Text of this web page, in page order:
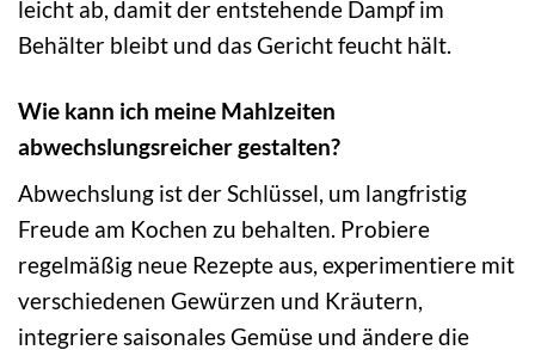
leicht ab, damit der entstehende Dampf im
Behälter bleibt und das Gericht feucht hält.
Wie kann ich meine Mahlzeiten
abwechslungsreicher gestalten?
Abwechslung ist der Schlüssel, um langfristig
Freude am Kochen zu behalten. Probiere
regelmäßig neue Rezepte aus, experimentiere mit
verschiedenen Gewürzen und Kräutern,
integriere saisonales Gemüse und ändere die